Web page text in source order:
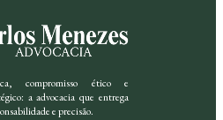
compromisso ético e
a advocacia que entrega
e precisão.